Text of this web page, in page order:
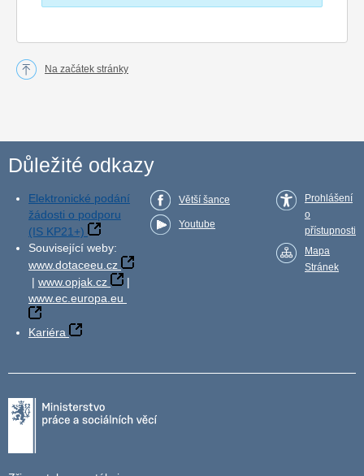
Na začátek stránky
Důležité odkazy
Elektronické podání
žádosti o podporu
(IS KP21+)
Související weby:
www.dotaceeu.cz
| www.opjak.cz
|
www.ec.europa.eu
Kariéra
Větší šance
Youtube
Prohlášení
o
přístupnosti
Mapa
Stránek